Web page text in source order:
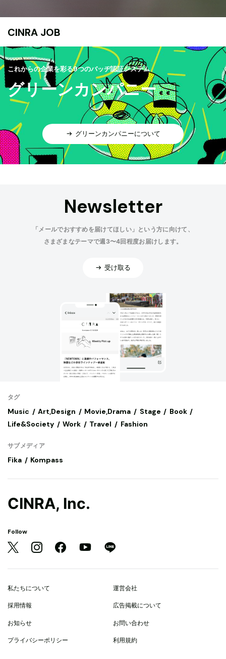
CINRA JOB
これからの企業を彩る9つのバッヂ認証システム
グリーンカンパニー
グリーンカンパニーについて
Newsletter
「メールでおすすめを届けてほしい」という方に向けて、
さまざまなテーマで週3〜4回程度お届けします。
受け取る
タグ
Music Art,Design Movie,Drama Stage
Book
Life&Society
Work Travel Fashion
サブメディア
Fika Kompass
CINRA, Inc.
Follow
私たちについて 運営会社
採用情報 広告掲載について
お知らせ お問い合わせ
プライバシーポリシー 利用規約